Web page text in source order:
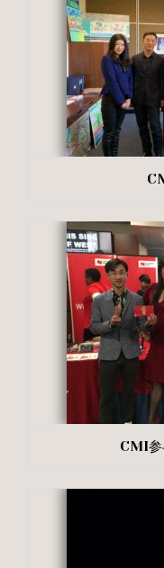
CMI参